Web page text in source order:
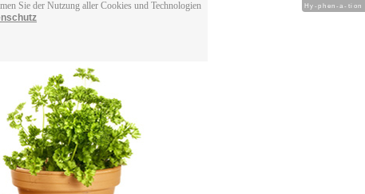
Sie der Nutzung aller Cookies und Technologien
Hy-phen-a-tion